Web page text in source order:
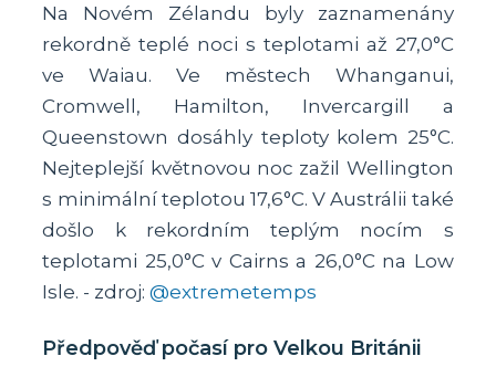
Na Novém Zélandu byly zaznamenány
rekordně teplé noci s teplotami až 27,0°C
ve Waiau. Ve městech Whanganui,
Cromwell, Hamilton, Invercargill a
Queenstown dosáhly teploty kolem 25°C.
Nejteplejší květnovou noc zažil Wellington
s minimální teplotou 17,6°C. V Austrálii také
došlo k rekordním teplým nocím s
teplotami 25,0°C v Cairns a 26,0°C na Low
Isle. - zdroj:@extremetemps
Předpověď počasí pro Velkou Británii